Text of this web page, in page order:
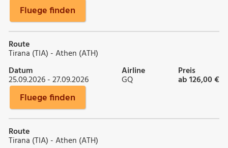
Fluege finden
Route
Tirana (TIA) - Athen (ATH)
Datum
25.09.2026 - 27.09.2026
Airline
GQ
Preis
ab 126,00 €
Fluege finden
Route
Tirana (TIA) - Athen (ATH)